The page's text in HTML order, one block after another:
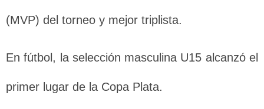
(MVP) del torneo y mejor triplista.
En fútbol, la selección masculina U15 alcanzó el
primer lugar de la Copa Plata.